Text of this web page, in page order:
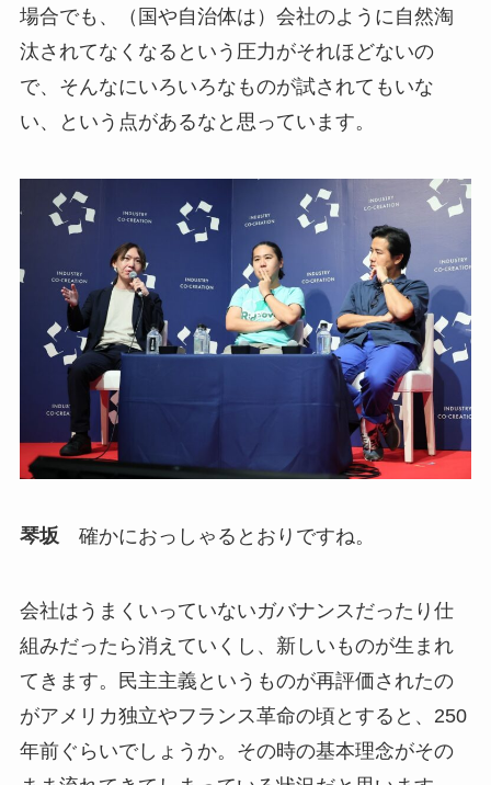
場合でも、（国や自治体は）会社のように自然淘
汰されてなくなるという圧力がそれほどないの
で、そんなにいろいろなものが試されてもいな
い、という点があるなと思っています。
琴坂 確かにおっしゃるとおりですね。
会社はうまくいっていないガバナンスだったり仕
組みだったら消えていくし、新しいものが生まれ
てきます。民主主義というものが再評価されたの
がアメリカ独立やフランス革命の頃とすると、250
年前ぐらいでしょうか。その時の基本理念がその